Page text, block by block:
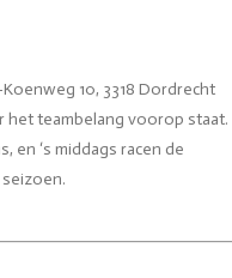
10, 3318 Dordrecht
het teambelang voorop staat.
en ‘s middags racen de